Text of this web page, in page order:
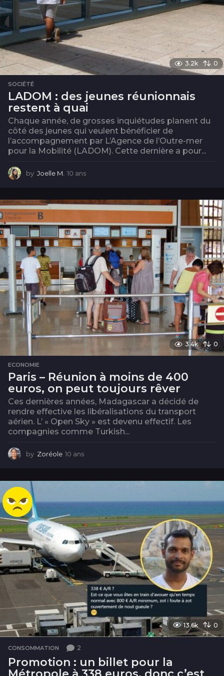
3.2k 0
SOCIÉTÉ
LADOM : des jeunes réunionnais
restent à quai
Chaque année, de grosses inquiétudes planent du
côté des jeunes qui veulent bénéficier de
l’accompagnement par L’Agence de l’Outre-mer
pour la Mobilité (LADOM). Cette dernière a pour...
by Joelle M. 10 ans
n
s
3.4k 0
ECONOMIE
Paris – Réunion à moins de 400
euros, on peut toujours rêver
Ces dernières années, Madagascar a décidé de
rendre effective les libéralisations du transport
aérien. L’ « Open Sky » est devenu effectif. Les
compagnies comme Turkish...
by Zoréole 10 ans
n
13.6k 0
CONSOMMATION 2
Promotion : un billet pour la